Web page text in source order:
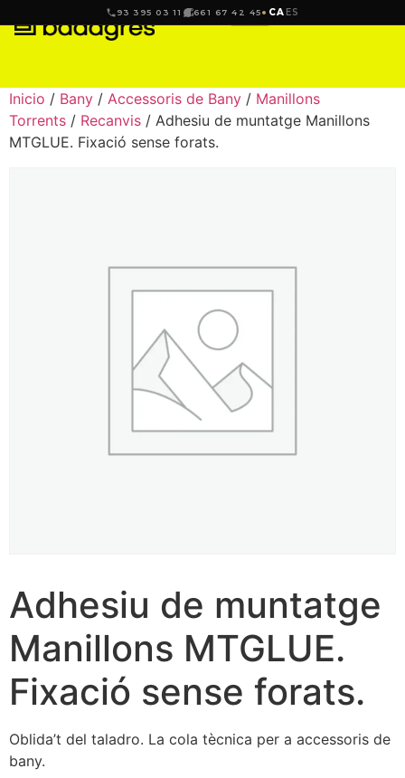
93 395 03 11 661 67 42 45 CA ES
Inicio / Bany / Accessoris de Bany / Manillons
Torrents / Recanvis / Adhesiu de muntatge Manillons
MTGLUE. Fixació sense forats.
Adhesiu de muntatge
Manillons MTGLUE.
Fixació sense forats.
Oblida’t del taladro. La cola tècnica per a accessoris de
bany.